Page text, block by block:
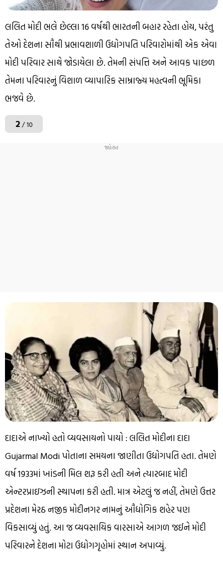
લલિત મોદી ભલે છેલ્લા 16 વર્ષથી ભારતની બહાર રહેતા હોય, પરંતુ
તેઓ દેશના સૌથી પ્રભાવશાળી ઉદ્યોગપતિ પરિવારોમાંથી એક એવા
મોદી પરિવાર સાથે જોડાયેલા છે. તેમની સંપત્તિ અને આવક પાછળ
તેમના પરિવારનું વિશાળ વ્યાપારિક સામ્રાજ્ય મહત્વની ભૂમિકા
ભજવે છે.
2/ 10
દાદાએ નાખ્યો હતો વ્યવસાયનો પાયો : લલિત મોદીના દાદા
Gujarmal Modi પોતાના સમયના જાણીતા ઉદ્યોગપતિ હતા. તેમણે
વર્ષ 1933માં ખાંડની મિલ શરૂ કરી હતી અને ત્યારબાદ મોદી
એન્ટરપ્રાઇઝની સ્થાપના કરી હતી. માત્ર એટલું જ નહીં, તેમણે ઉત્તર
પ્રદેશના મેરઠ નજીક મોદીનગર નામનું ઔદ્યોગિક શહેર પણ
વિકસાવ્યું હતું. આ જ વ્યવસાયિક વારસાએ આગળ જઈને મોદી
પરિવારને દેશના મોટા ઉદ્યોગગૃહોમાં સ્થાન અપાવ્યું.